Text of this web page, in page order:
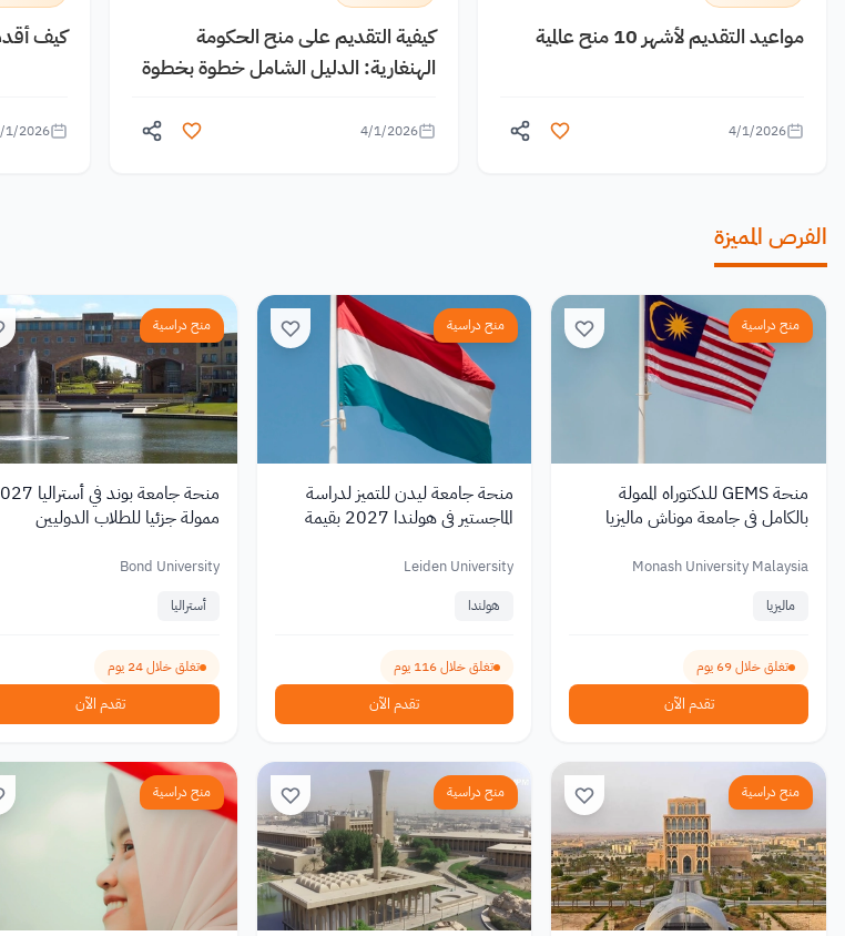
مواعيد التقديم لأشهر 10 منح عالمية
4/1/2026
كيفية التقديم على منح الحكومة
الهنغارية: الدليل الشامل خطوة بخطوة
4/1/2026
كيف
1/2026
الفرص المميزة
منح دراسية
منحة GEMS للدكتوراه الممولة
بالكامل في جامعة موناش ماليزيا
Monash University Malaysia
ماليزيا
تغلق خلال 69 يوم
تقدم الآن
منح دراسية
منحة جامعة ليدن للتميز لدراسة
الماجستير في هولندا 2027 بقيمة
Leiden University
هولندا
تغلق خلال 116 يوم
تقدم الآن
منح دراسية
منحة جامعة بوند في
ممولة جزئيا للطلاب الدوليين
Bond University
أستراليا
تغلق خلال 24 يوم
تقدم الآن
منح دراسية منح دراسية منح دراسية